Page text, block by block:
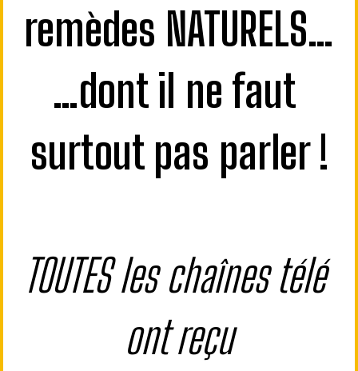
remèdes NATURELS…
…dont il ne faut
surtout pas parler !
TOUTES les chaînes télé
ont reçu